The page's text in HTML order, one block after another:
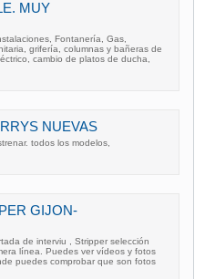
MUY
Fontanería, Gas,
grifería, columnas y bañeras de
cambio de platos de ducha,
NUEVAS
todos los modelos,
GIJON-
de interviu , Stripper selección
línea. Puedes ver vídeos y fotos
puedes comprobar que son fotos